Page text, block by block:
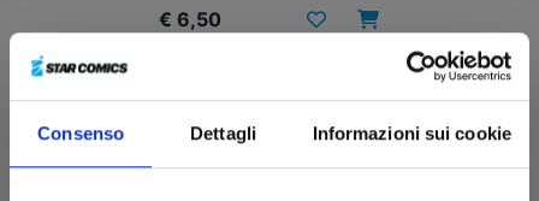
Consenso Dettagli Informazioni sui cookie
€ 6,50